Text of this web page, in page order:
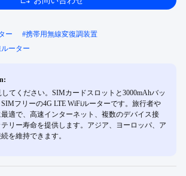
ー #携帯用無線変復調装置
ーター
てください。SIMカードスロットと3000mAhバッ
フリーの4G LTE WiFiルーターです。旅行者や
適で、高速インターネット、複数のデバイス接
リー寿命を提供します。アジア、ヨーロッパ、ア
を維持できます。